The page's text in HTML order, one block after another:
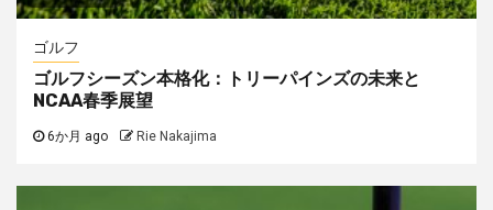
ゴルフ
ゴルフシーズン本格化：トリーパインズの未来と
NCAA春季展望
6か月 ago Rie Nakajima